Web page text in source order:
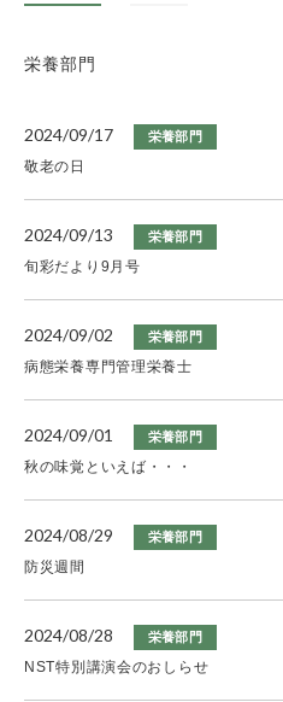
栄養部門
2024/09/17 栄養部門
敬老の日
2024/09/13 栄養部門
旬彩だより9月号
2024/09/02 栄養部門
病態栄養専門管理栄養士
2024/09/01 栄養部門
秋の味覚といえば・・・
2024/08/29 栄養部門
防災週間
2024/08/28 栄養部門
NST特別講演会のおしらせ